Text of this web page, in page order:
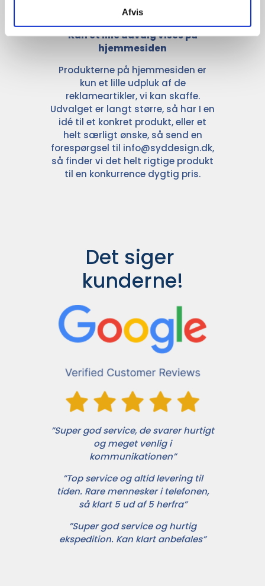
Afvis
Kun et lille udvalg vises på
hjemmesiden
Produkterne på hjemmesiden er
kun et lille udpluk af de
reklameartikler, vi kan skaffe.
Udvalget er langt større, så har I en
idé til et konkret produkt, eller et
helt særligt ønske, så send en
forespørgsel til info@syddesign.dk,
så finder vi det helt rigtige produkt
til en konkurrence dygtig pris.
Det siger
kunderne!
”Super god service, de svarer hurtigt
og meget venlig i
kommunikationen”
”Top service og altid levering til
tiden. Rare mennesker i telefonen,
så klart 5 ud af 5 herfra”
”Super god service og hurtig
ekspedition. Kan klart anbefales”